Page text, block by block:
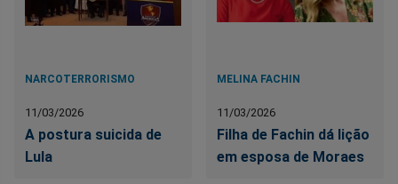
NARCOTERRORISMO
11/03/2026
A postura suicida de
Lula
MELINA FACHIN
11/03/2026
Filha de Fachin dá lição
em esposa de Moraes